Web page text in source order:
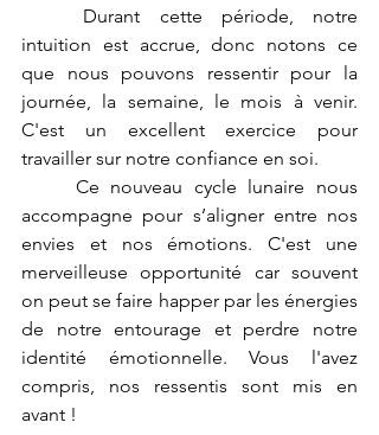
intuition est accrue, donc notons ce
que nous pouvons ressentir pour la
journée, la semaine, le mois à venir.
C'est un excellent exercice pour
travailler sur notre confiance en soi.
accompagne pour s’aligner entre nos
envies et nos émotions. C'est une
merveilleuse opportunité car souvent
on peut se faire happer par les énergies
de notre entourage et perdre notre
identité émotionnelle. Vous l'avez
compris, nos ressentis sont mis en
avant !